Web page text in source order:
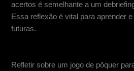
acertos é semelhante a um
Essa reflexão é vital para aprender
futuras.
Refletir sobre um jogo de pôquer